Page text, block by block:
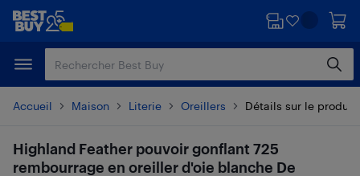
Passer
principal
Passer
Accueil Maison Literie Oreillers Détails sur le produit
Highland Feather pouvoir gonflant 725
rembourrage en oreiller d'oie blanche De